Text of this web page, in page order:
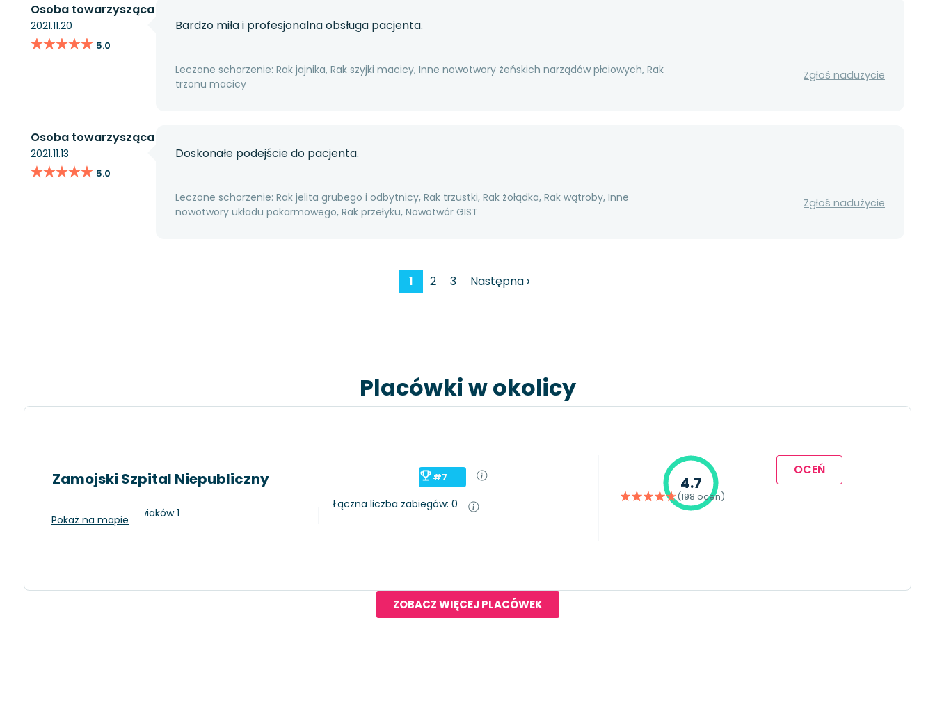
Osoba towarzysząca
2021.11.20
★★★★★
★★★★★ 5.0
Bardzo miła i profesjonalna obsługa pacjenta.
Leczone schorzenie: Rak jajnika, Rak szyjki macicy, Inne nowotwory żeńskich narządów płciowych, Rak
trzonu macicy
Zgłoś nadużycie
Osoba towarzysząca
2021.11.13
★★★★★
★★★★★ 5.0
Doskonałe podejście do pacjenta.
Leczone schorzenie: Rak jelita grubego i odbytnicy, Rak trzustki, Rak żołądka, Rak wątroby, Inne
nowotwory układu pokarmowego, Rak przełyku, Nowotwór GIST
Zgłoś nadużycie
1 2 3 Następna ›
Placówki w okolicy
Zamojski Szpital Niepubliczny #7
Zamość, ul. Peowiaków 1
Pokaż na mapie
Łączna liczba zabiegów: 0
4.7
(198 ocen)
OCEŃ
ZOBACZ WIĘCEJ PLACÓWEK